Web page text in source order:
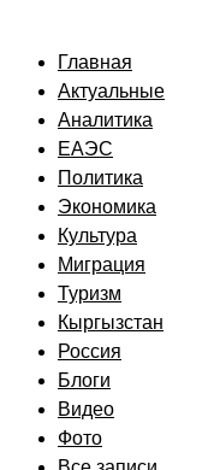
Главная
Актуальные
Аналитика
ЕАЭС
Политика
Экономика
Культура
Миграция
Туризм
Кыргызстан
Россия
Блоги
Видео
Фото